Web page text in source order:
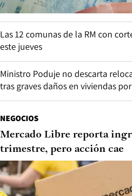
Las 12 comunas de la RM con
este jueves
Ministro Poduje no descarta
tras graves daños en viviendas
NEGOCIOS
Mercado Libre reporta
trimestre, pero acción cae